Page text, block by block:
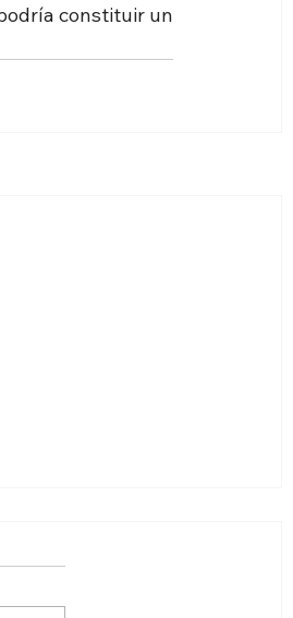
constituir un